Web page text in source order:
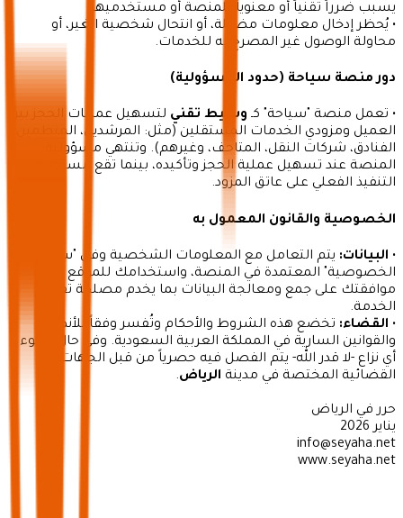
يسبب ضرراً تقنياً أو معنوياً للمنصة أو مستخدميها.
• يُحظر إدخال معلومات مضللة، أو انتحال شخصية الغير، أو
محاولة الوصول غير المصرح به للخدمات.
دور منصة سياحة (حدود المسؤولية)
• تعمل منصة "سياحة" كـ وسيط تقني لتسهيل عمليات الحجز بين
العميل ومزودي الخدمات المستقلين (مثل: المرشدين، المنظمين،
الفنادق، شركات النقل، المتاحف، وغيرهم). وتنتهي مسؤولية
المنصة عند تسهيل عملية الحجز وتأكيده، بينما تقع مسؤولية
التنفيذ الفعلي على عاتق المزود.
الخصوصية والقانون المعمول به
• البيانات: يتم التعامل مع المعلومات الشخصية وفق "سياسة
الخصوصية" المعتمدة في المنصة، واستخدامك للموقع يعني
موافقتك على جمع ومعالجة البيانات بما يخدم مصلحة تقديم
الخدمة.
• القضاء: تخضع هذه الشروط والأحكام وتُفسر وفقاً للأنظمة
والقوانين السارية في المملكة العربية السعودية. وفي حال نشوء
أي نزاع -لا قدر الله- يتم الفصل فيه حصرياً من قبل الجهات
القضائية المختصة في مدينة الرياض.
حرر في الرياض
يناير 2026
info@seyaha.net
www.seyaha.net